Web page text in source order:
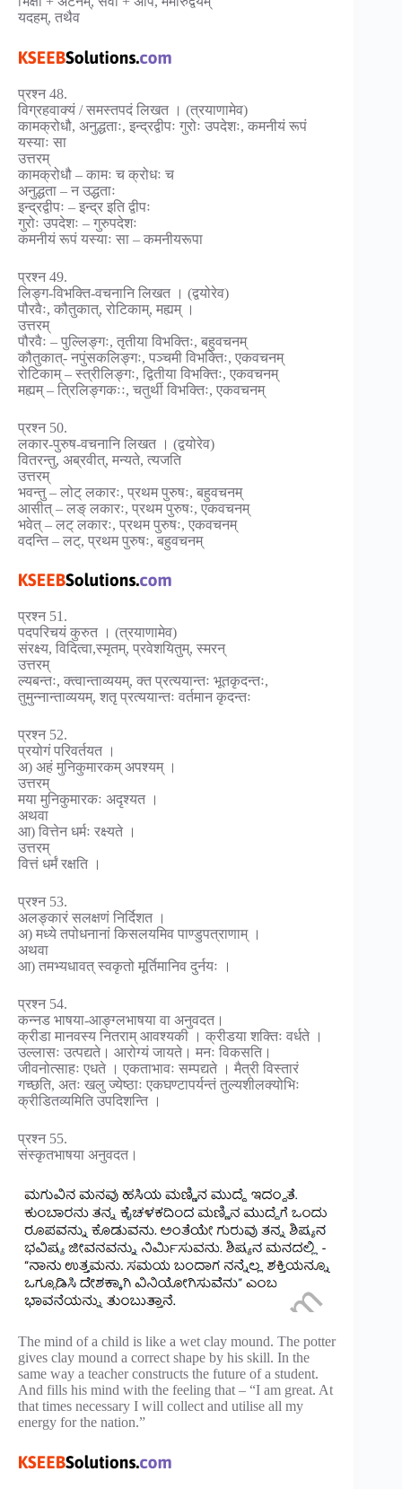
यदहम्, तथैव
प्रश्न 48.
विग्रहवाक्यं / समस्तपदं लिखत । (त्रयाणामेव)
कामक्रोधौ, अनुद्धताः, इन्द्रद्वीपः गुरोः उपदेशः, कमनीयं रूपं
यस्याः सा
उत्तरम्
कामक्रोधौ – कामः च क्रोधः च
अनुद्धता – न उद्धताः
इन्द्रद्वीपः – इन्द्र इति द्वीपः
गुरोः उपदेशः – गुरुपदेशः
कमनीयं रूपं यस्याः सा – कमनीयरूपा
प्रश्न 49.
लिङ्ग-विभक्ति-वचनानि लिखत । (द्वयोरेव)
पौरवैः, कौतुकात्, रोटिकाम्, मह्यम् ।
उत्तरम्
पौरवैः – पुल्लिङ्गः, तृतीया विभक्तिः, बहुवचनम्
कौतुकात्- नपुंसकलिङ्गः, पञ्चमी विभक्तिः, एकवचनम्
रोटिकाम् – स्त्रीलिङ्गः, द्वितीया विभक्तिः, एकवचनम्
मह्यम् – त्रिलिङ्गकःः, चतुर्थी विभक्तिः, एकवचनम्
प्रश्न 50.
लकार-पुरुष-वचनानि लिखत । (द्वयोरेव)
वितरन्तु, अब्रवीत्, मन्यते, त्यजति
उत्तरम्
भवन्तु – लोट् लकारः, प्रथम पुरुषः, बहुवचनम्
आसीत् – लङ् लकारः, प्रथम पुरुषः, एकवचनम्
भवेत् – लट् लकारः, प्रथम पुरुषः, एकवचनम्
वदन्ति – लट्, प्रथम पुरुषः, बहुवचनम्
प्रश्न 51.
पदपरिचयं कुरुत । (त्रयाणामेव)
संरक्ष्य, विदित्वा,स्मृतम्, प्रवेशयितुम्, स्मरन्
उत्तरम्
ल्यबन्तः, क्त्वान्ताव्ययम्, क्त प्रत्ययान्तः भूतकृदन्तः,
तुमुन्नान्ताव्ययम्, शतृ प्रत्ययान्तः वर्तमान कृदन्तः
प्रश्न 52.
प्रयोगं परिवर्तयत ।
अ) अहं मुनिकुमारकम् अपश्यम् ।
उत्तरम्
मया मुनिकुमारकः अदृश्यत ।
अथवा
आ) वित्तेन धर्मः रक्ष्यते ।
उत्तरम्
वित्तं धर्मं रक्षति ।
प्रश्न 53.
अलङ्कारं सलक्षणं निर्दिशत ।
अ) मध्ये तपोधनानां किसलयमिव पाण्डुपत्राणाम् ।
अथवा
आ) तमभ्यधावत् स्वकृतो मूर्तिमानिव दुर्नयः ।
प्रश्न 54.
कन्नड भाषया-आङ्ग्लभाषया वा अनुवदत।
क्रीडा मानवस्य नितराम् आवश्यकी । क्रीडया शक्तिः वर्धते ।
उल्लासः उत्पद्यते। आरोग्यं जायते। मनः विकसति।
जीवनोत्साहः एधते । एकताभावः सम्पद्यते । मैत्री विस्तारं
गच्छति, अतः खलु ज्येष्ठाः एकघण्टापर्यन्तं तुल्यशीलक्योभिः
क्रीडितव्यमिति उपदिशन्ति ।
प्रश्न 55.
संस्कृतभाषया अनुवदत।
The mind of a child is like a wet clay mound. The potter
gives clay mound a correct shape by his skill. In the
same way a teacher constructs the future of a student.
And fills his mind with the feeling that – “I am great. At
that times necessary I will collect and utilise all my
energy for the nation.”